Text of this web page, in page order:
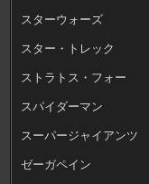
スターウォーズ
スター・トレック
ストラトス・フォー
スパイダーマン
スーパージャイアンツ
ゼーガペイン